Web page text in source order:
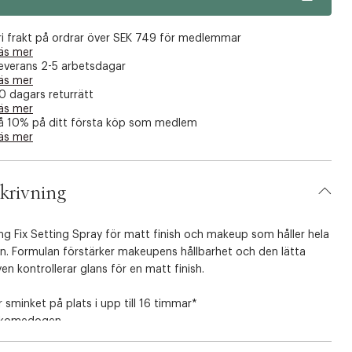
frakt på ordrar över SEK 749 för medlemmar
mer
2-5 arbetsdagar
mer
dagars returrätt
mer
10% på ditt första köp som medlem
mer
Fix Setting Spray för matt finish och makeup som håller hela
Formulan förstärker makeupens hållbarhet och den lätta
kontrollerar glans för en matt finish.
sminket på plats i upp till 16 timmar*